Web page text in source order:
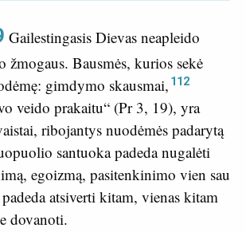
Gailestingasis Dievas neapleido
žmogaus. Bausmės, kurios sekė
gimdymo skausmai, 112
veido prakaitu“ (Pr 3, 19), yra
ribojantys nuodėmės padarytą
santuoka padeda nugalėti
egoizmą, pasitenkinimo vien sau
atsiverti kitam, vienas kitam
dovanoti.